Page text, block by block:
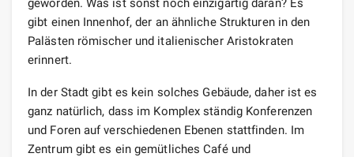
geworden. Was ist sonst noch einzigartig daran? Es
gibt einen Innenhof, der an ähnliche Strukturen in den
Palästen römischer und italienischer Aristokraten
erinnert.
In der Stadt gibt es kein solches Gebäude, daher ist es
ganz natürlich, dass im Komplex ständig Konferenzen
und Foren auf verschiedenen Ebenen stattfinden. Im
Zentrum gibt es ein gemütliches Café und